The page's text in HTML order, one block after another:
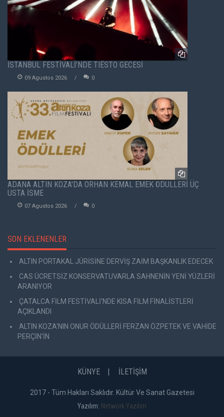
İSTANBUL FESTİVALİ’NDE TIËSTO GECESİ
09 Agustos 2026 0
ADANA ALTIN KOZA'DA ORHAN KEMAL EMEK ÖDÜLLERİ ÜÇ
USTA İSME
07 Agustos 2026 0
SON EKLENENLER
ALTIN PORTAKAL JÜRİSİNE DERVİŞ ZAİM BAŞKANLIK EDECEK
CAS ÜCRETSİZ KONSERVATUVARLA SAHNENİN YENİ YÜZLERİ
ARANIYOR
ÇATALCA FİLM FESTİVALİ'NDE KISA FİLM FİNALİSTLERİ
AÇIKLANDI
ALTIN KOZA'NIN ONUR ÖDÜLLERİ FERZAN ÖZPETEK VE VAHİDE
PERÇİN'İN
KÜNYE İLETİŞİM
2017 - Tüm Hakları Saklıdır. Kültür Ve Sanat Gazetesi
Yazılım: Network Yazılım